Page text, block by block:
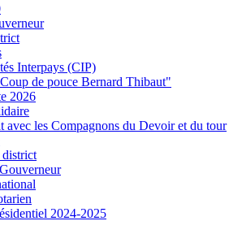
Interpays (CIP)
de pouce Bernard Thibaut"
2026
avec les Compagnons du Devoir et du tour
district
2024-2025